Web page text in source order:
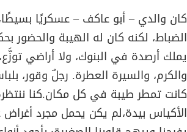
كان والدي – أبو عاكف – عسكريًا
الضباط، لكنه كان له الهيبة
يملك أرصدة في البنوك، ولا أراضي
والكرم، والسيرة العطرة. رجلٌ وقور،
كانت تمطر طيبة في كل مكان.كنا
الأكياس بيدة،لم يكن يحمل مجرد أغراض